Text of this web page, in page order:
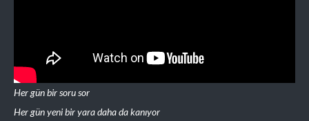
Her gün bir soru sor
Her gün yeni bir yara daha da kanıyor